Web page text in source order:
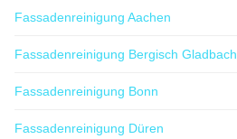
Fassadenreinigung Aachen
Fassadenreinigung Bergisch Gladbach
Fassadenreinigung Bonn
Fassadenreinigung Düren